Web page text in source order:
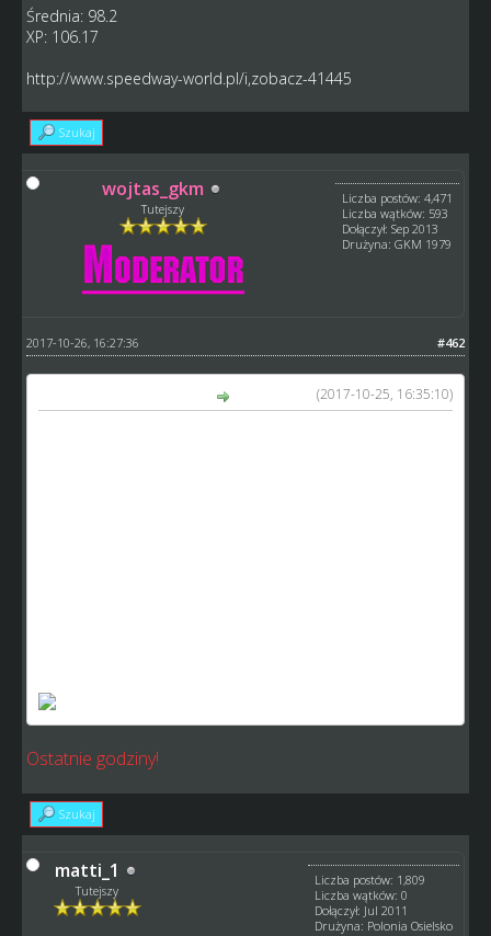
Średnia: 98.2
XP: 106.17
http://www.speedway-world.pl/i,zobacz-41445
Szukaj
wojtas_gkm
Tutejszy
Liczba postów: 4,471
Liczba wątków: 593
Dołączył: Sep 2013
Drużyna: GKM 1979
#462
2017-10-26, 16:27:36
(2017-10-25, 16:35:10)
Ostatnie godziny!
Szukaj
matti_1
Tutejszy
Liczba postów: 1,809
Liczba wątków: 0
Dołączył: Jul 2011
Drużyna: Polonia Osielsko